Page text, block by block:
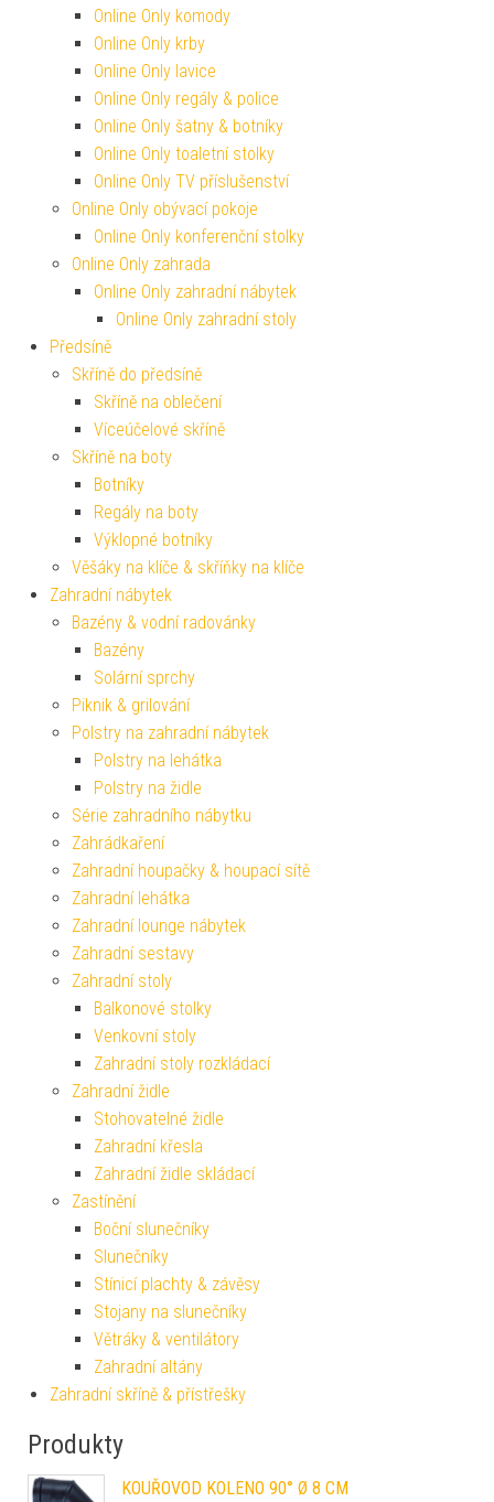
Online Only komody
Online Only krby
Online Only lavice
Online Only regály & police
Online Only šatny & botníky
Online Only toaletní stolky
Online Only TV příslušenství
Online Only obývací pokoje
Online Only konferenční stolky
Online Only zahrada
Online Only zahradní nábytek
Online Only zahradní stoly
Předsíně
Skříně do předsíně
Skříně na oblečení
Víceúčelové skříně
Skříně na boty
Botníky
Regály na boty
Výklopné botníky
Věšáky na klíče & skříňky na klíče
Zahradní nábytek
Bazény & vodní radovánky
Bazény
Solární sprchy
Piknik & grilování
Polstry na zahradní nábytek
Polstry na lehátka
Polstry na židle
Série zahradního nábytku
Zahrádkaření
Zahradní houpačky & houpací sítě
Zahradní lehátka
Zahradní lounge nábytek
Zahradní sestavy
Zahradní stoly
Balkonové stolky
Venkovní stoly
Zahradní stoly rozkládací
Zahradní židle
Stohovatelné židle
Zahradní křesla
Zahradní židle skládací
Zastínění
Boční slunečníky
Slunečníky
Stínicí plachty & závěsy
Stojany na slunečníky
Větráky & ventilátory
Zahradní altány
Zahradní skříně & přístřešky
Produkty
KOUŘOVOD KOLENO 90° Ø 8 CM